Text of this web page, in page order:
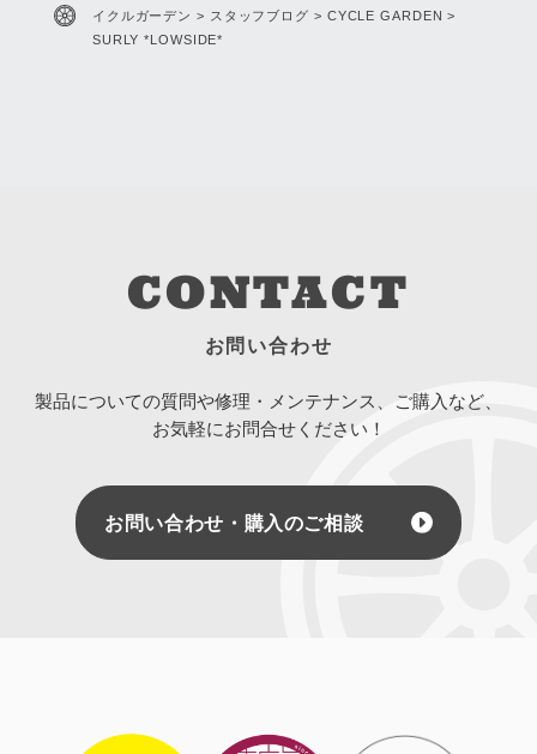
イクルガーデン > スタッフブログ > CYCLE GARDEN >
SURLY *LOWSIDE*
CONTACT
お問い合わせ
製品についての質問や修理・メンテナンス、ご購入など、
お気軽にお問合せください！
お問い合わせ・購入のご相談